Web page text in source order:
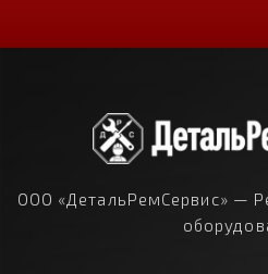
ООО «ДетальРемСервис» —